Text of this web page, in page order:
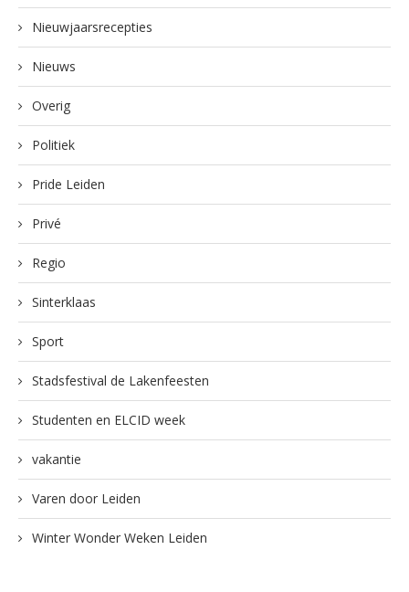
Nieuwjaarsrecepties
Nieuws
Overig
Politiek
Pride Leiden
Privé
Regio
Sinterklaas
Sport
Stadsfestival de Lakenfeesten
Studenten en ELCID week
vakantie
Varen door Leiden
Winter Wonder Weken Leiden